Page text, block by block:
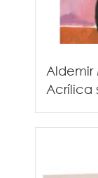
Aldemir
Acrílica